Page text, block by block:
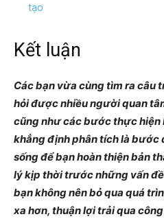
tạo
Kết luận
Các bạn vừa cùng tìm ra câu
hỏi được nhiều người quan
cũng như các bước thực hiện
khẳng định phân tích là bước
sống để bạn hoàn thiện bản
lý kịp thời trước những vấn
bạn không nên bỏ qua quá
xa hơn, thuận lợi trải qua